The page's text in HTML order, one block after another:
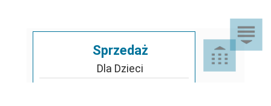
Sprzedaż
Dla Dzieci